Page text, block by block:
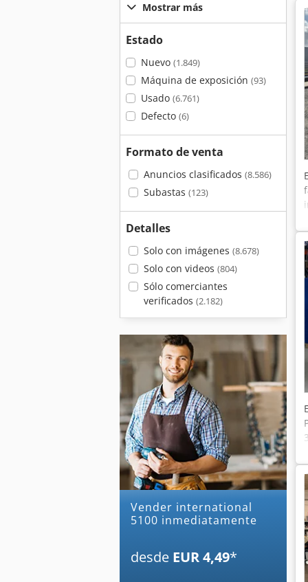
Mostrar más
Estado
Nuevo (1.849)
Máquina de exposición (93)
Usado (6.761)
Defecto (6)
Formato de venta
Anuncios clasificados (8.586)
Subastas (123)
Detalles
Solo con imágenes (8.678)
Solo con videos (804)
Sólo comerciantes
verificados (2.182)
Vender international
5100 inmediatamente
desde EUR 4,49*